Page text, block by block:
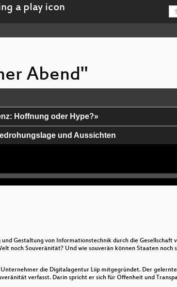
Abend"
Hoffnung oder Hype?»
und Aussichten
Gestaltung von Informationstechnik durch die Gesellschaft
noch Souveränität? Und wie souverän können Staaten noch
die Digitalagentur Liip mitgegründet. Der
verfasst. Darin spricht er sich für Offenheit und